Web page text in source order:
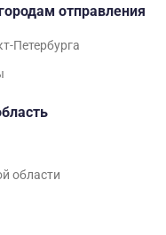
отправления
Петербурга
области